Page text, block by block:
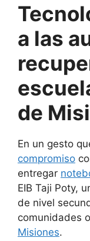
a las
de
En un gesto
compromiso
entregar
EIB Taji Poty,
de nivel
comunidades
Misiones.